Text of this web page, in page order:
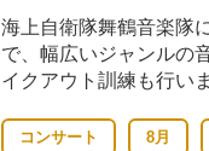
海上自衛隊舞鶴音楽隊
で、幅広いジャンルの
イクアウト訓練も行い
コンサート 8月